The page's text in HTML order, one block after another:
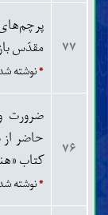
۷۷
مقدّس بازگشت
*نوشته
۷۶
ضرورت
حاضر
کتاب
*نوشته